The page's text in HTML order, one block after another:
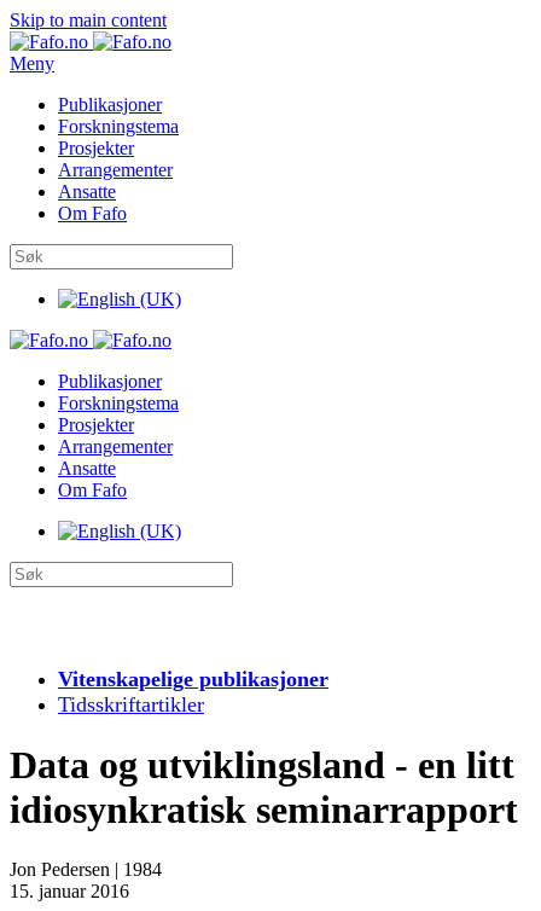
Skip to main content
Meny
Publikasjoner
Forskningstema
Prosjekter
Arrangementer
Ansatte
Om Fafo
Publikasjoner
Forskningstema
Prosjekter
Arrangementer
Ansatte
Om Fafo
Vitenskapelige publikasjoner
Tidsskriftartikler
Data og utviklingsland - en litt
idiosynkratisk seminarrapport
Jon Pedersen | 1984
15. januar 2016